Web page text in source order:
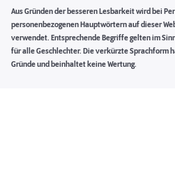
Aus Gründen der besseren Lesbarkeit wird bei
personenbezogenen Hauptwörtern auf dieser
verwendet. Entsprechende Begriffe gelten im
für alle Geschlechter. Die verkürzte Sprachform
Gründe und beinhaltet keine Wertung.